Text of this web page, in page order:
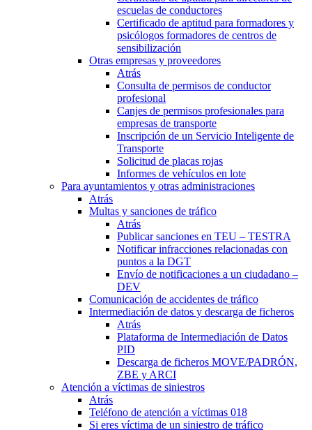
escuelas de conductores
Certificado de aptitud para formadores y
psicólogos formadores de centros de
sensibilización
Otras empresas y proveedores
Atrás
Consulta de permisos de conductor
profesional
Canjes de permisos profesionales para
empresas de transporte
Inscripción de un Servicio Inteligente de
Transporte
Solicitud de placas rojas
Informes de vehículos en lote
Para ayuntamientos y otras administraciones
Atrás
Multas y sanciones de tráfico
Atrás
Publicar sanciones en TEU – TESTRA
Notificar infracciones relacionadas con
puntos a la DGT
Envío de notificaciones a un ciudadano –
DEV
Comunicación de accidentes de tráfico
Intermediación de datos y descarga de ficheros
Atrás
Plataforma de Intermediación de Datos
PID
Descarga de ficheros MOVE/PADRÓN,
ZBE y ARCI
Atención a víctimas de siniestros
Atrás
Teléfono de atención a víctimas 018
Si eres víctima de un siniestro de tráfico